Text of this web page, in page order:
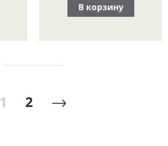
В корзину
1 2